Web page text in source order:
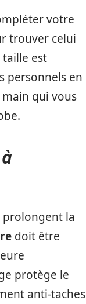
votre
trouver celui
est
personnels en
main qui vous
prolongent la
doit être
protège le
anti-taches